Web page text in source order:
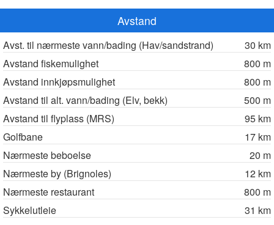
Avstand
Avst. til nærmeste vann/bading (Hav/sandstrand)
30 km
Avstand fiskemulighet
800 m
Avstand innkjøpsmulighet
800 m
Avstand til alt. vann/bading (Elv, bekk)
500 m
Avstand til flyplass (MRS)
95 km
Golfbane
17 km
Nærmeste beboelse
20 m
Nærmeste by (Brignoles)
12 km
Nærmeste restaurant
800 m
Sykkelutleie
31 km